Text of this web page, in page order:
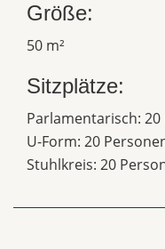
Größe:
50 m²
Sitzplätze:
Parlamentarisch: 20
U-Form: 20
Stuhlkreis: 20